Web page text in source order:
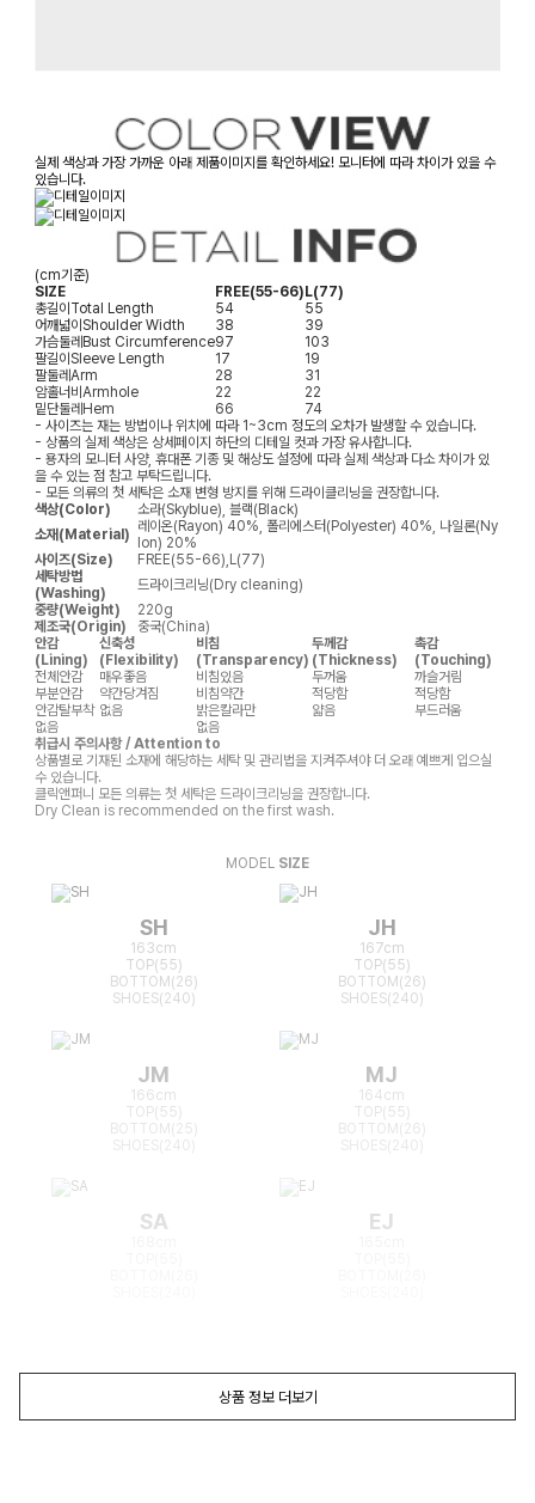
실제 색상과 가장 가까운 아래 제품이미지를 확인하세요! 모니터에 따라 차이가 있을 수
있습니다.
(cm기준)
SIZE
FREE(55-66) L(77)
총길이 Total Length 54
55
어깨넓이 Shoulder Width 38
39
가슴둘레 Bust Circumference97
103
팔길이 Sleeve Length 17
19
팔둘레 Arm 28
31
암홀너비 Armhole 22
22
밑단둘레 Hem 66
74
- 사이즈는 재는 방법이나 위치에 따라 1~3cm 정도의 오차가 발생할 수 있습니다.
- 상품의 실제 색상은 상세페이지 하단의 디테일 컷과 가장 유사합니다.
- 용자의 모니터 사양, 휴대폰 기종 및 해상도 설정에 따라 실제 색상과 다소 차이가 있
을 수 있는 점 참고 부탁드립니다.
- 모든 의류의 첫 세탁은 소재 변형 방지를 위해 드라이클리닝을 권장합니다.
색상(Color)
소라(Skyblue), 블랙(Black)
소재(Material) 레이온(Rayon) 40%, 폴리에스터(Polyester) 40%, 나일론(Ny
lon) 20%
사이즈(Size)
FREE(55-66),L(77)
세탁방법
(Washing)
드라이크리닝(Dry cleaning)
중량(Weight)
220g
제조국(Origin)
중국(China)
안감
(Lining)
신축성
(Flexibility)
비침
(Transparency)
두께감
(Thickness)
촉감
(Touching)
전체안감
매우좋음 비침있음 두꺼움
까슬거림
부분안감
약간당겨짐 비침약간 적당함
적당함
안감탈부착 없음 밝은칼라만 얇음
부드러움
없음
없음
취급시 주의사항 / Attention to
상품별로 기재된 소재에 해당하는 세탁 및 관리법을 지켜주셔야 더 오래 예쁘게 입으실
수 있습니다.
클릭앤퍼니 모든 의류는 첫 세탁은 드라이크리닝을 권장합니다.
Dry Clean is recommended on the first wash.
MODEL SIZE
SH
163cm
TOP(55)
BOTTOM(26)
SHOES(240)
JH
167cm
TOP(55)
BOTTOM(26)
SHOES(240)
JM
166cm
TOP(55)
BOTTOM(25)
MJ
164cm
TOP(55)
BOTTOM(26)
SA EJ
상품 정보 더보기